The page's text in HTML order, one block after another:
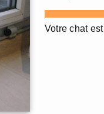
Votre chat